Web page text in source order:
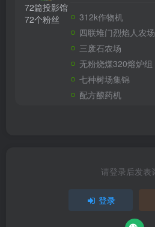
72篇投影馆
72个粉丝
312k作物机
四联堆门烈焰人农场
三废石农场
无粉烧煤320熔炉组
七种树场集锦
配方酿药机
请登录后发表
登录